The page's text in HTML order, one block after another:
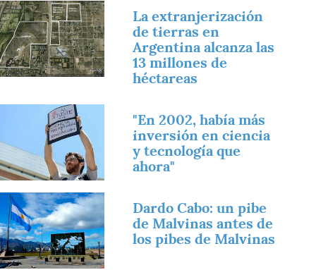
La extranjerización
de tierras en
Argentina alcanza las
13 millones de
héctareas
"En 2002, había más
inversión en ciencia
y tecnología que
ahora"
Dardo Cabo: un pibe
de Malvinas antes de
los pibes de Malvinas